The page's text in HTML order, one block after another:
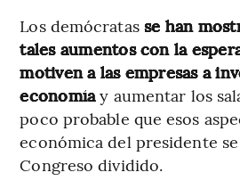
Los demócratas se han
tales aumentos con la
motiven a las empresas a
economíay aumentar los
poco probable que esos
económica del presidente
Congreso dividido.